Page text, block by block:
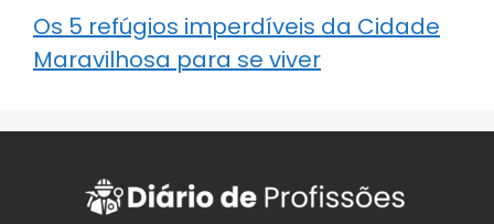
Os 5 refúgios imperdíveis da Cidade
Maravilhosa para se viver